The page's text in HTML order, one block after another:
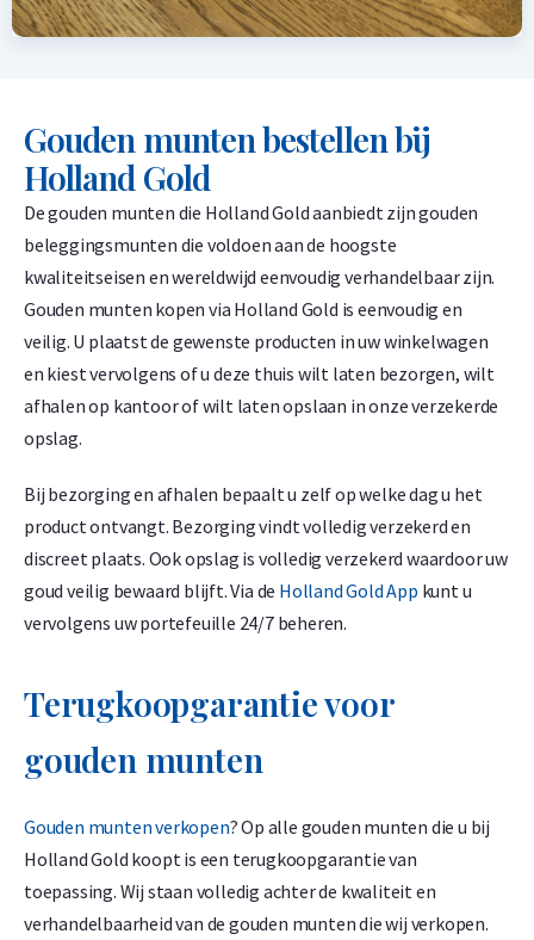
Gouden munten bestellen bij
Holland Gold
De gouden munten die Holland Gold aanbiedt zijn gouden
beleggingsmunten die voldoen aan de hoogste
kwaliteitseisen en wereldwijd eenvoudig verhandelbaar zijn.
Gouden munten kopen via Holland Gold is eenvoudig en
veilig. U plaatst de gewenste producten in uw winkelwagen
en kiest vervolgens of u deze thuis wilt laten bezorgen, wilt
afhalen op kantoor of wilt laten opslaan in onze verzekerde
opslag.
Bij bezorging en afhalen bepaalt u zelf op welke dag u het
product ontvangt. Bezorging vindt volledig verzekerd en
discreet plaats. Ook opslag is volledig verzekerd waardoor uw
goud veilig bewaard blijft. Via de Holland Gold App kunt u
vervolgens uw portefeuille 24/7 beheren.
Terugkoopgarantie voor
gouden munten
Gouden munten verkopen? Op alle gouden munten die u bij
Holland Gold koopt is een terugkoopgarantie van
toepassing. Wij staan volledig achter de kwaliteit en
verhandelbaarheid van de gouden munten die wij verkopen.